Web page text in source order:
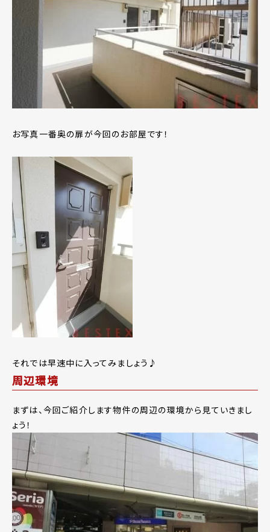
お写真一番奥の扉が今回のお部屋です！
それでは早速中に入ってみましょう♪
周辺環境
まずは、今回ご紹介します物件の周辺の環境から見ていきまし
ょう！